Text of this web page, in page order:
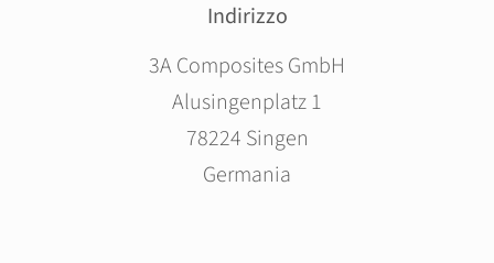
Indirizzo
3A Composites GmbH
Alusingenplatz 1
78224 Singen
Germania